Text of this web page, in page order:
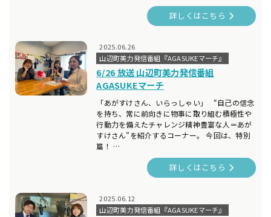
詳しくはこちら
2025.06.26
山辺町美力発信番組『AGASUKEマーチ』
6/26 放送 山辺町美力発信番組
AGASUKEマーチ
「あがすけさん、いらっしゃい」 “自己の信念
を持ち、常に前向きに物事に取り組む積極性や
行動力を備えたチャレンジ精神豊富な人＝あが
すけさん”を紹介するコーナー。 今回は、特別
篇！ …
詳しくはこちら
2025.06.12
山辺町美力発信番組『AGASUKEマーチ』